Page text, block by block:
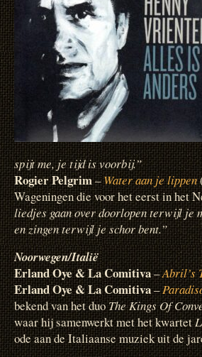
spijt me, je tijd is voorbij.”
Rogier Pelgrim–Water aan je lippen
Wageningen die voor het eerst in het
liedjes gaan over doorlopen terwijl je
en zingen terwijl je schor bent.”
Noorwegen/Italië
Erland Oye & La Comitiva–Abril’s
Erland Oye & La Comitiva–
bekend van het duoThe Kings Of
waar hij samenwerkt met het kwartet
ode aan de Italiaanse muziek uit de